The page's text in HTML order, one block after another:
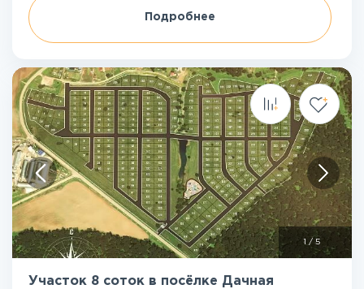
Подробнее
1 / 5
Участок 8 соток в посёлке Дачная